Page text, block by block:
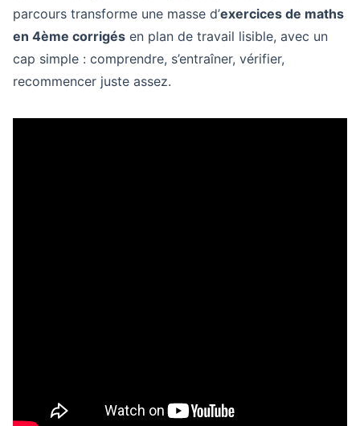
parcours transforme une masse d’exercices de maths
en 4ème corrigés en plan de travail lisible, avec un
cap simple : comprendre, s’entraîner, vérifier,
recommencer juste assez.